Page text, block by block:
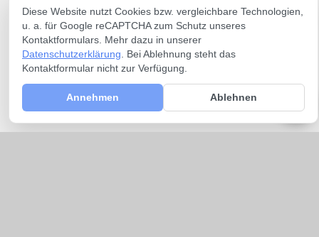
Diese Website nutzt Cookies bzw. vergleichbare Technologien,
u. a. für Google reCAPTCHA zum Schutz unseres
Kontaktformulars. Mehr dazu in unserer
Datenschutzerklärung . Bei Ablehnung steht das
Kontaktformular nicht zur Verfügung.
Annehmen Ablehnen